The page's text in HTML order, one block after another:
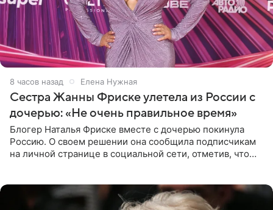
8 часов назад Елена Нужная
Сестра Жанны Фриске улетела из России с
дочерью: «Не очень правильное время»
Блогер Наталья Фриске вместе с дочерью покинула
Россию. О своем решении она сообщила подписчикам
на личной странице в социальной сети, отметив, что